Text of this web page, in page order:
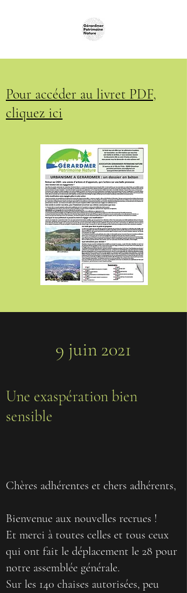
Pour accéder au livret PDF,
cliquez ici
9 juin 2021
Une exaspération bien
sensible
Chères adhérentes et chers adhérents,
Bienvenue aux nouvelles recrues !
Et merci à toutes celles et tous ceux
qui ont fait le déplacement le 28 pour
notre assemblée générale.
Sur les 140 chaises autorisées, peu